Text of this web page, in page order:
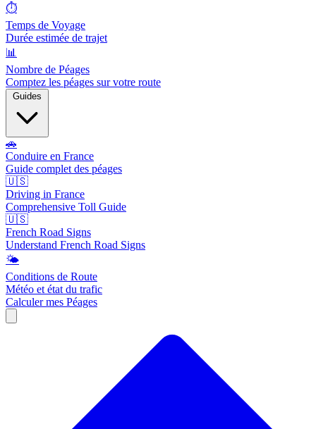
⏱️
Temps de Voyage
Durée estimée de trajet
📊
Nombre de Péages
Comptez les péages sur votre route
Guides
🚗
Conduire en France
Guide complet des péages
🇺🇸
Driving in France
Comprehensive Toll Guide
🇺🇸
French Road Signs
Understand French Road Signs
🌤️
Conditions de Route
Météo et état du trafic
Calculer mes Péages